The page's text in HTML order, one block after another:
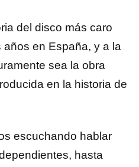
del disco más caro
en España, y a la
sea la obra
en la historia de
escuchando hablar
hasta